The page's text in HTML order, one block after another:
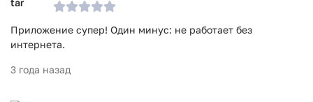
Приложение супер! Один минус: не работает без
интернета.
3 года назад